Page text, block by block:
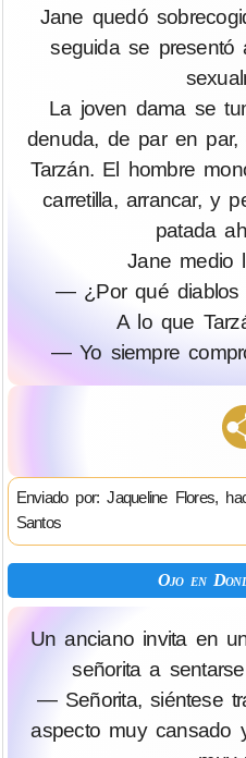
Jane quedó
seguida se presentó
La joven dama se
denuda, de par en
Tarzán. El hombre
carretilla, arrancar, y
patada
Jane medio
— ¿Por qué diablos
A lo que
— Yo siempre
Enviado por: Jaqueline Flores,
Santos
Ojo en
Un anciano invita en
señorita a
— Señorita, siéntese
aspecto muy cansado